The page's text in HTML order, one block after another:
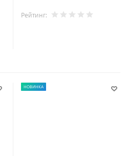
Рейтинг:
НОВИНКА